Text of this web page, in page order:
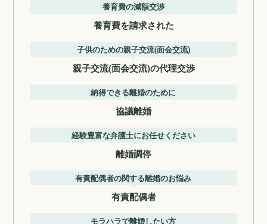
養育費の減額交渉
養育費を請求された
子供のための親子交流(面会交流)
親子交流(面会交流)の代理交渉
納得できる離婚のために
協議離婚
経験豊富な弁護士にお任せください
離婚調停
有責配偶者の関する離婚のお悩み
有責配偶者
モラハラで離婚したい方